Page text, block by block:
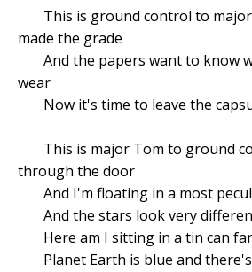
This is ground control to
made the grade
And the papers want to know
wear
Now it's time to leave the
This is major Tom to ground
through the door
And I'm floating in a most
And the stars look very
Here am I sitting in a tin can
Planet Earth is blue and